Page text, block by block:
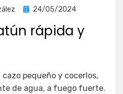
Publicada
24/05/2024
rápida y
pequeño y cocerlos,
de agua, a fuego fuerte.